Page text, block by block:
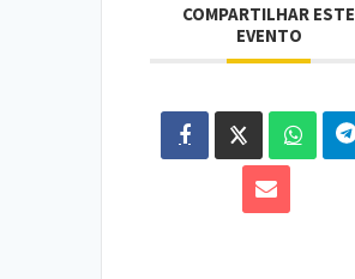
COMPARTILHAR ESTE
EVENTO